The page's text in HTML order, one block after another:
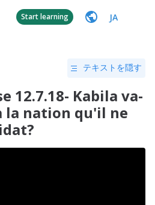
Start learning JA
テキストを隠す
12.7.18- Kabila va-
la nation qu'il ne